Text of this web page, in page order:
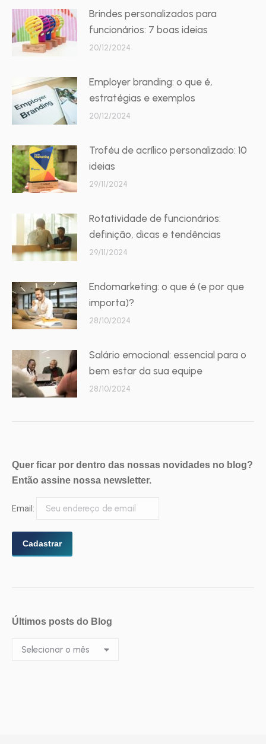
Brindes personalizados para
funcionários: 7 boas ideias
20/12/2024
Employer branding: o que é,
estratégias e exemplos
20/12/2024
Troféu de acrílico personalizado: 10
ideias
29/11/2024
Rotatividade de funcionários:
definição, dicas e tendências
29/11/2024
Endomarketing: o que é (e por que
importa)?
28/10/2024
Salário emocional: essencial para o
bem estar da sua equipe
28/10/2024
Quer ficar por dentro das nossas novidades no blog?
Então assine nossa newsletter.
Email:
Últimos posts do Blog
Últimos